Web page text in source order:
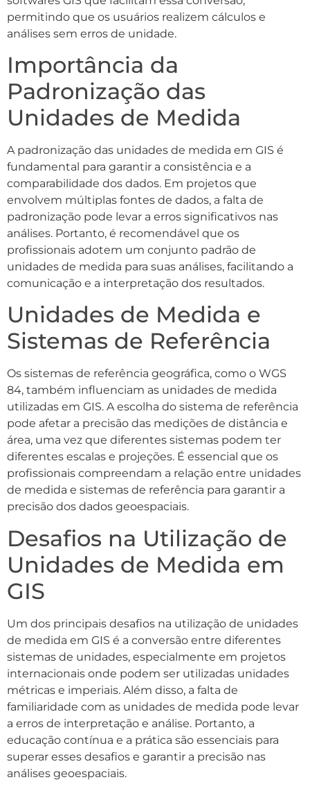
permitindo que os usuários realizem cálculos e
análises sem erros de unidade.
Importância da
Padronização das
Unidades de Medida
A padronização das unidades de medida em GIS é
fundamental para garantir a consistência e a
comparabilidade dos dados. Em projetos que
envolvem múltiplas fontes de dados, a falta de
padronização pode levar a erros significativos nas
análises. Portanto, é recomendável que os
profissionais adotem um conjunto padrão de
unidades de medida para suas análises, facilitando a
comunicação e a interpretação dos resultados.
Unidades de Medida e
Sistemas de Referência
Os sistemas de referência geográfica, como o WGS
84, também influenciam as unidades de medida
utilizadas em GIS. A escolha do sistema de referência
pode afetar a precisão das medições de distância e
área, uma vez que diferentes sistemas podem ter
diferentes escalas e projeções. É essencial que os
profissionais compreendam a relação entre unidades
de medida e sistemas de referência para garantir a
precisão dos dados geoespaciais.
Desafios na Utilização de
Unidades de Medida em
GIS
Um dos principais desafios na utilização de unidades
de medida em GIS é a conversão entre diferentes
sistemas de unidades, especialmente em projetos
internacionais onde podem ser utilizadas unidades
métricas e imperiais. Além disso, a falta de
familiaridade com as unidades de medida pode levar
a erros de interpretação e análise. Portanto, a
educação contínua e a prática são essenciais para
superar esses desafios e garantir a precisão nas
análises geoespaciais.